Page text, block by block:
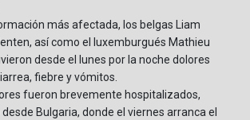
más afectada, los belgas Liam
así como el luxemburgués Mathieu
desde el lunes por la noche dolores
fiebre y vómitos.
fueron brevemente hospitalizados,
Bulgaria, donde el viernes arranca el